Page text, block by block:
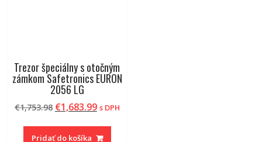
Trezor špeciálny s otočným
zámkom Safetronics EURON
2056 LG
€1,753.98 Pôvodná
bola:
€1,683.99Aktuálna
je:
s DPH
Pridať do košíka